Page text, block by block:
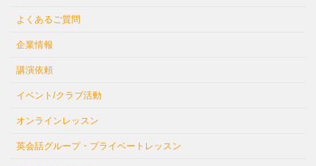
よくあるご質問
企業情報
講演依頼
イベント/クラブ活動
オンラインレッスン
英会話グループ・プライベートレッスン